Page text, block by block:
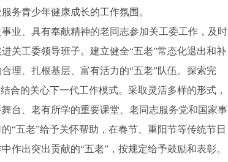
务青少年健康成长的工作氛围。
、具有奉献精神的老同志参加关工委工作，及时
关工委领导班子。建立健全“五老”常态化退出和补
理、扎根基层、富有活力的“五老”队伍。探索完
合的关心下一代工作模式。采取灵活多样的形式，
台、老有所学的重要课堂、老同志服务党和国家事
“五老”给予关怀帮助，在春节、重阳节等传统节日
作出突出贡献的“五老”，按规定给予鼓励和表彰。